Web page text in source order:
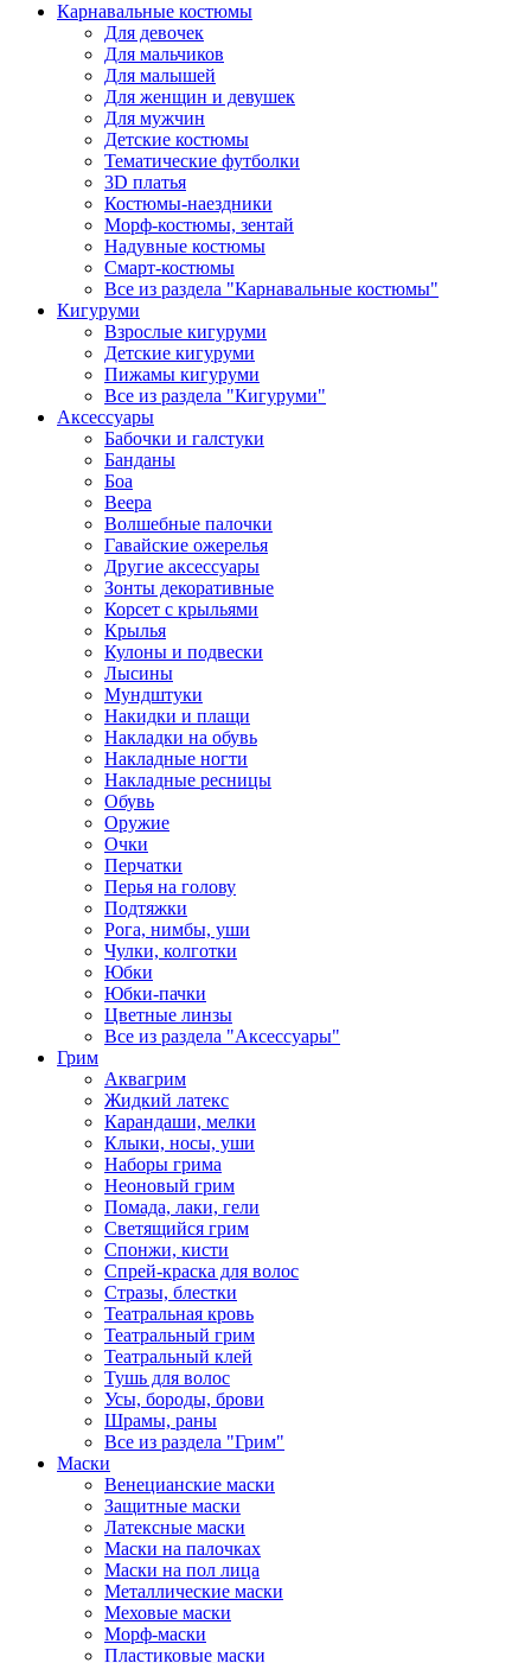
Карнавальные костюмы
Для девочек
Для мальчиков
Для малышей
Для женщин и девушек
Для мужчин
Детские костюмы
Тематические футболки
3D платья
Костюмы-наездники
Морф-костюмы, зентай
Надувные костюмы
Смарт-костюмы
Все из раздела "Карнавальные костюмы"
Кигуруми
Взрослые кигуруми
Детские кигуруми
Пижамы кигуруми
Все из раздела "Кигуруми"
Аксессуары
Бабочки и галстуки
Банданы
Боа
Веера
Волшебные палочки
Гавайские ожерелья
Другие аксессуары
Зонты декоративные
Корсет с крыльями
Крылья
Кулоны и подвески
Лысины
Мундштуки
Накидки и плащи
Накладки на обувь
Накладные ногти
Накладные ресницы
Обувь
Оружие
Очки
Перчатки
Перья на голову
Подтяжки
Рога, нимбы, уши
Чулки, колготки
Юбки
Юбки-пачки
Цветные линзы
Все из раздела "Аксессуары"
Грим
Аквагрим
Жидкий латекс
Карандаши, мелки
Клыки, носы, уши
Наборы грима
Неоновый грим
Помада, лаки, гели
Светящийся грим
Спонжи, кисти
Спрей-краска для волос
Стразы, блестки
Театральная кровь
Театральный грим
Театральный клей
Тушь для волос
Усы, бороды, брови
Шрамы, раны
Все из раздела "Грим"
Маски
Венецианские маски
Защитные маски
Латексные маски
Маски на палочках
Маски на пол лица
Металлические маски
Меховые маски
Морф-маски
Пластиковые маски